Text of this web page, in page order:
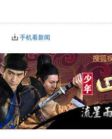
手机看新闻